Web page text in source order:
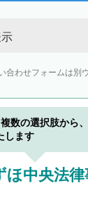
合わせフォームは別
複数の選択肢から
します
ほ中央法